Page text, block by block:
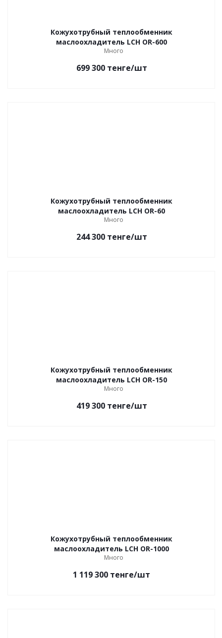
Кожухотрубный теплообменник
маслоохладитель LCH OR-600
Много
699 300тенге/шт
Кожухотрубный теплообменник
маслоохладитель LCH OR-60
Много
244 300тенге/шт
Кожухотрубный теплообменник
маслоохладитель LCH OR-150
Много
419 300тенге/шт
Кожухотрубный теплообменник
маслоохладитель LCH OR-1000
Много
1 119 300 тенге/шт